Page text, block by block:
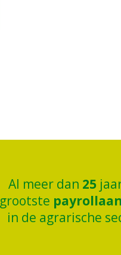
Al meer dan 25
grootste
in de agrarische